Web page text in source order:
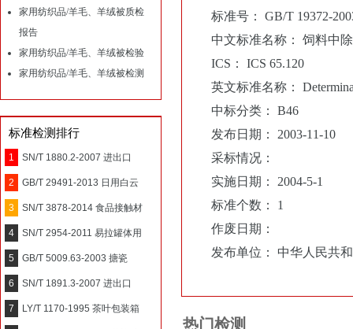
家用纺织品/羊毛、羊绒被质检
报告
家用纺织品/羊毛、羊绒被检验
家用纺织品/羊毛、羊绒被检测
标准检测排行
1 SN/T 1880.2-2007 进出口
2 GB/T 29491-2013 日用白云
3 SN/T 3878-2014 食品接触材
4 SN/T 2954-2011 易拉罐体用
5 GB/T 5009.63-2003 搪瓷
6 SN/T 1891.3-2007 进出口
7 LY/T 1170-1995 茶叶包装箱
标准号： GB/T 19372-
中文标准名称： 饲料中除
ICS： ICS 65.120
英文标准名称：
中标分类： B46
发布日期： 2003-11-10
采标情况：
实施日期： 2004-5-1
标准个数： 1
作废日期：
发布单位： 中华人民共和
热门检测